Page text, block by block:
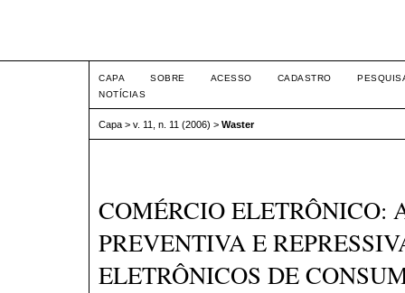
CAPA SOBRE ACESSO CADASTRO
NOTÍCIAS
Capa > v. 11, n. 11 (2006) > Waster
COMÉRCIO ELETRÔNICO:
PREVENTIVA E
ELETRÔNICOS DE